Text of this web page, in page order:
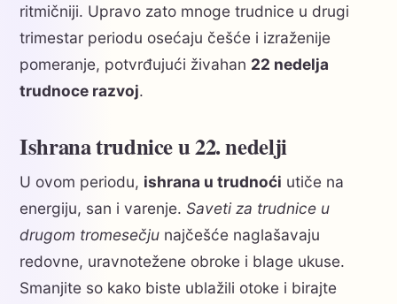
ritmičniji. Upravo zato mnoge trudnice u drugi
trimestar periodu osećaju češće i izraženije
pomeranje, potvrđujući živahan 22 nedelja
trudnoce razvoj.
Ishrana trudnice u 22. nedelji
U ovom periodu, ishrana u trudnoći utiče na
energiju, san i varenje. Saveti za trudnice u
drugom tromesečju najčešće naglašavaju
redovne, uravnotežene obroke i blage ukuse.
Smanjite so kako biste ublažili otoke i birajte